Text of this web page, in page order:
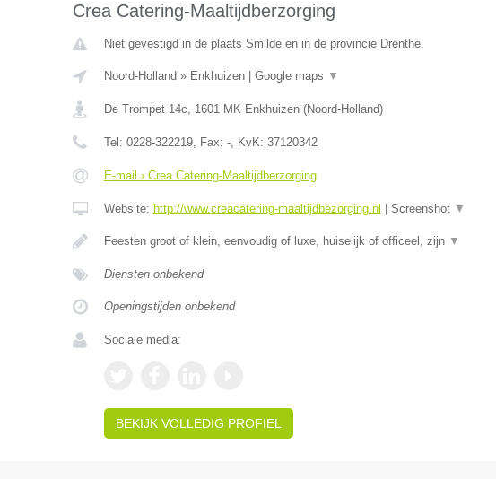
Crea Catering-Maaltijdberzorging
Niet gevestigd in de plaats Smilde en in de provincie Drenthe.
Noord-Holland » Enkhuizen| Google maps ▼
De Trompet 14c, 1601 MK Enkhuizen(Noord-Holland)
Tel: 0228-322219, Fax: -, KvK: 37120342
E-mail › Crea Catering-Maaltijdberzorging
Website: http://www.creacatering-maaltijdbezorging.nl Screenshot ▼
Feesten groot of klein, eenvoudig of luxe, huiselijk of officeel, zijn ▼
Diensten onbekend
Openingstijden onbekend
Sociale media:
BEKIJK VOLLEDIG PROFIEL